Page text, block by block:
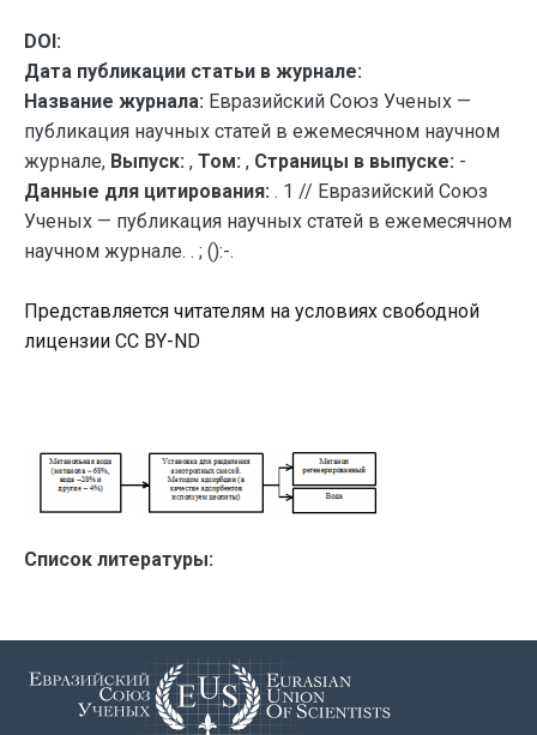
DOI:
Дата публикации статьи в журнале:
Название журнала: Евразийский Союз Ученых —
публикация научных статей в ежемесячном научном
журнале, Выпуск: , Том: , Страницы в выпуске: -
Данные для цитирования: . 1 // Евразийский Союз
Ученых — публикация научных статей в ежемесячном
научном журнале. . ; ():-.
Представляется читателям на условиях свободной
лицензии CC BY-ND
Список литературы: